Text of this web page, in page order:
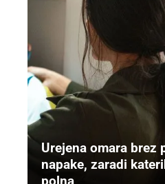
Urejena omara brez
napake, zaradi
polna